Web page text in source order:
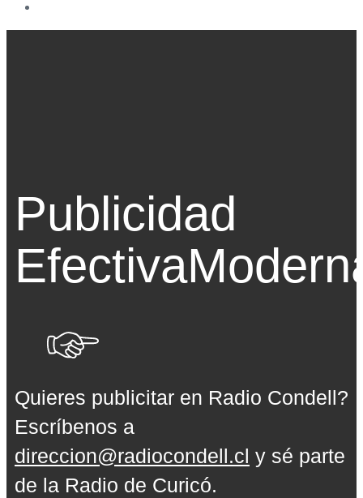
Publicidad
Efectiva
Quieres publicitar en Radio Condell?
Escríbenos a
direccion@radiocondell.cl y sé parte
de la Radio de Curicó.